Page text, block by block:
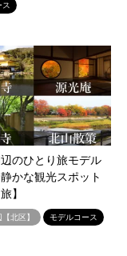
のひとり旅モデル
かな観光スポット
】
北区】 モデルコース